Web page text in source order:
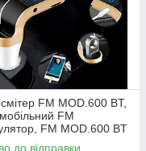
FM MOD.600 BT,
FM
FM MOD.600 BT
до відправки